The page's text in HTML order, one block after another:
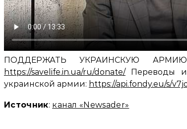
ПОДДЕРЖАТЬ УКРАИНСКУЮ
https://savelife.in.ua/ru/donate/Переводы
украинской армии: https://api.fondy.eu/s/
Источник: канал «Newsader»